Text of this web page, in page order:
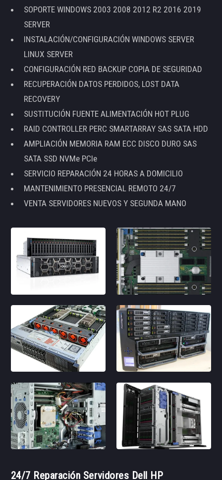
SOPORTE WINDOWS 2003 2008 2012 R2 2016 2019
SERVER
INSTALACIÓN/CONFIGURACIÓN WINDOWS SERVER
LINUX SERVER
CONFIGURACIÓN RED BACKUP COPIA DE SEGURIDAD
RECUPERACIÓN DATOS PERDIDOS, LOST DATA
RECOVERY
SUSTITUCIÓN FUENTE ALIMENTACIÓN HOT PLUG
RAID CONTROLLER PERC SMARTARRAY SAS SATA HDD
AMPLIACIÓN MEMORIA RAM ECC DISCO DURO SAS
SATA SSD NVMe PCIe
SERVICIO REPARACIÓN 24 HORAS A DOMICILIO
MANTENIMIENTO PRESENCIAL REMOTO 24/7
VENTA SERVIDORES NUEVOS Y SEGUNDA MANO
24/7 Reparación Servidores Dell HP